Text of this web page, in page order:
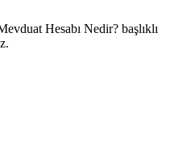
Hesabı Nedir? başlıklı